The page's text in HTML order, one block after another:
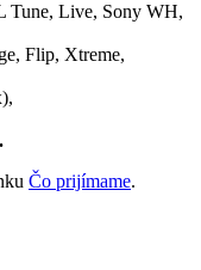
Tune, Live, Sony WH,
Flip, Xtreme,
Čo prijímame.